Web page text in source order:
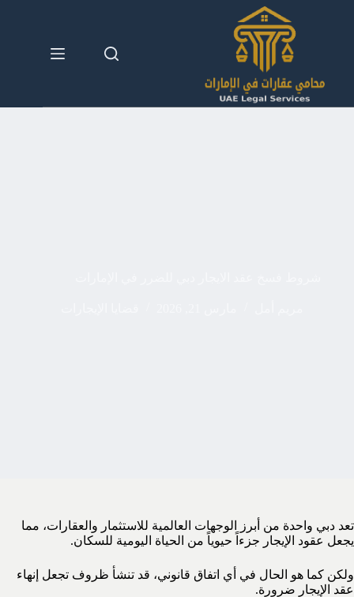
تعد دبي واحدة من أبرز الوجهات العالمية للاستثمار والعقارات، مما
يجعل عقود الإيجار جزءاً حيوياً من الحياة اليومية للسكان.
ولكن كما هو الحال في أي اتفاق قانوني، قد تنشأ ظروف تجعل إنهاء
عقد الإيجار ضرورة.